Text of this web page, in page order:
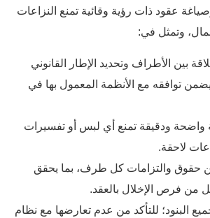
عقود ذات رؤية وقائية تمنع النزاعات
وتمثل في:
بين الأطراف وتحديد الإطار القانوني
يضمن توافقه مع الأنظمة المعمول بها في
واضحة ودقيقة تمنع أي لبس أو تفسيرات
لاحقة.
حقوق والتزامات كل طرف، بما يحقق
من فرص الإخلال بالعقد.
البنود؛ للتأكد من عدم تعارضها مع نظام